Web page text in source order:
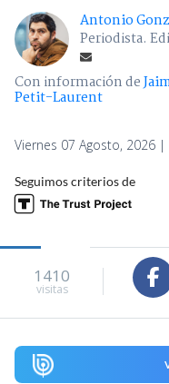
Antonio
Periodista.
Con información de
Petit-Laurent
Viernes 07 Agosto, 2026 |
Seguimos criterios de
1410
visitas